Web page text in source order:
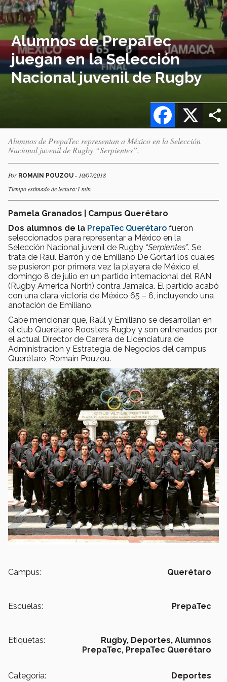
Alumnos de PrepaTec
juegan en la Selección
Nacional juvenil de Rugby
X
Facebook
Alumnos de PrepaTec representan a México en la Selección
Nacional juvenil de Rugby “Serpientes”.
Por ROMAIN POUZOU - 10/07/2018
Tiempo estimado de lectura:1 min
Pamela Granados | Campus Querétaro
Dos alumnos de la PrepaTec Querétaro fueron
seleccionados para representar a México en la
Selección Nacional juvenil de Rugby “Serpientes”. Se
trata de Raúl Barrón y de Emiliano De Gortari los cuales
se pusieron por primera vez la playera de México el
domingo 8 de julio en un partido internacional del RAN
(Rugby America North) contra Jamaica. El partido acabó
con una clara victoria de México 65 – 6, incluyendo una
anotación de Emiliano.
Cabe mencionar que, Raúl y Emiliano se desarrollan en
el club Querétaro Roosters Rugby y son entrenados por
el actual Director de Carrera de Licenciatura de
Administración y Estrategia de Negocios del campus
Querétaro, Romain Pouzou.
Campus: Querétaro
Escuelas: PrepaTec
Etiquetas: Rugby, Deportes, Alumnos
PrepaTec, PrepaTec Querétaro
Categoría: Deportes